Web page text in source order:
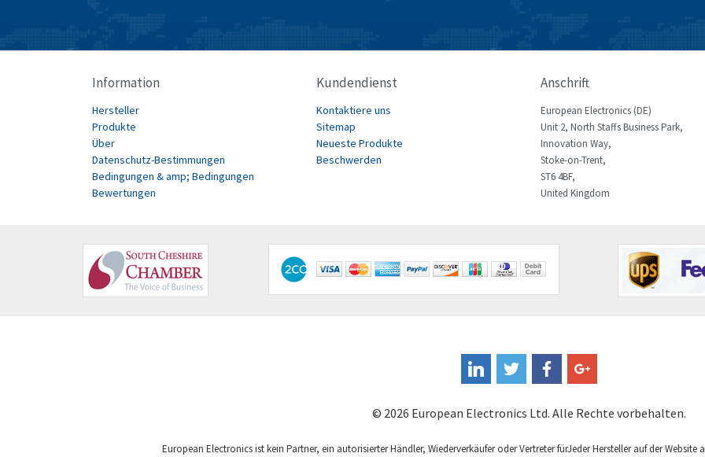
Information
Hersteller
Produkte
Über
Datenschutz-Bestimmungen
Bedingungen & amp; Bedingungen
Bewertungen
Kundendienst
Kontaktiere uns
Sitemap
Neueste Produkte
Beschwerden
Anschrift
European Electronics (DE)
Unit 2, North Staffs Business Park,
Innovation Way,
Stoke-on-Trent,
ST6 4BF,
United Kingdom
© 2026 European Electronics Ltd. Alle Rechte vorbehalten.
European Electronics ist kein Partner, ein autorisierter Händler, Wiederverkäufer oder Vertreter fürJeder Hersteller auf der